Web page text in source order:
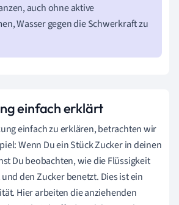
auch ohne aktive
Wasser gegen die Schwerkraft zu
einfach erklärt
einfach zu erklären, betrachten wir
Wenn Du ein Stück Zucker in deinen
Du beobachten, wie die Flüssigkeit
den Zucker benetzt. Dies ist ein
Hier arbeiten die anziehenden